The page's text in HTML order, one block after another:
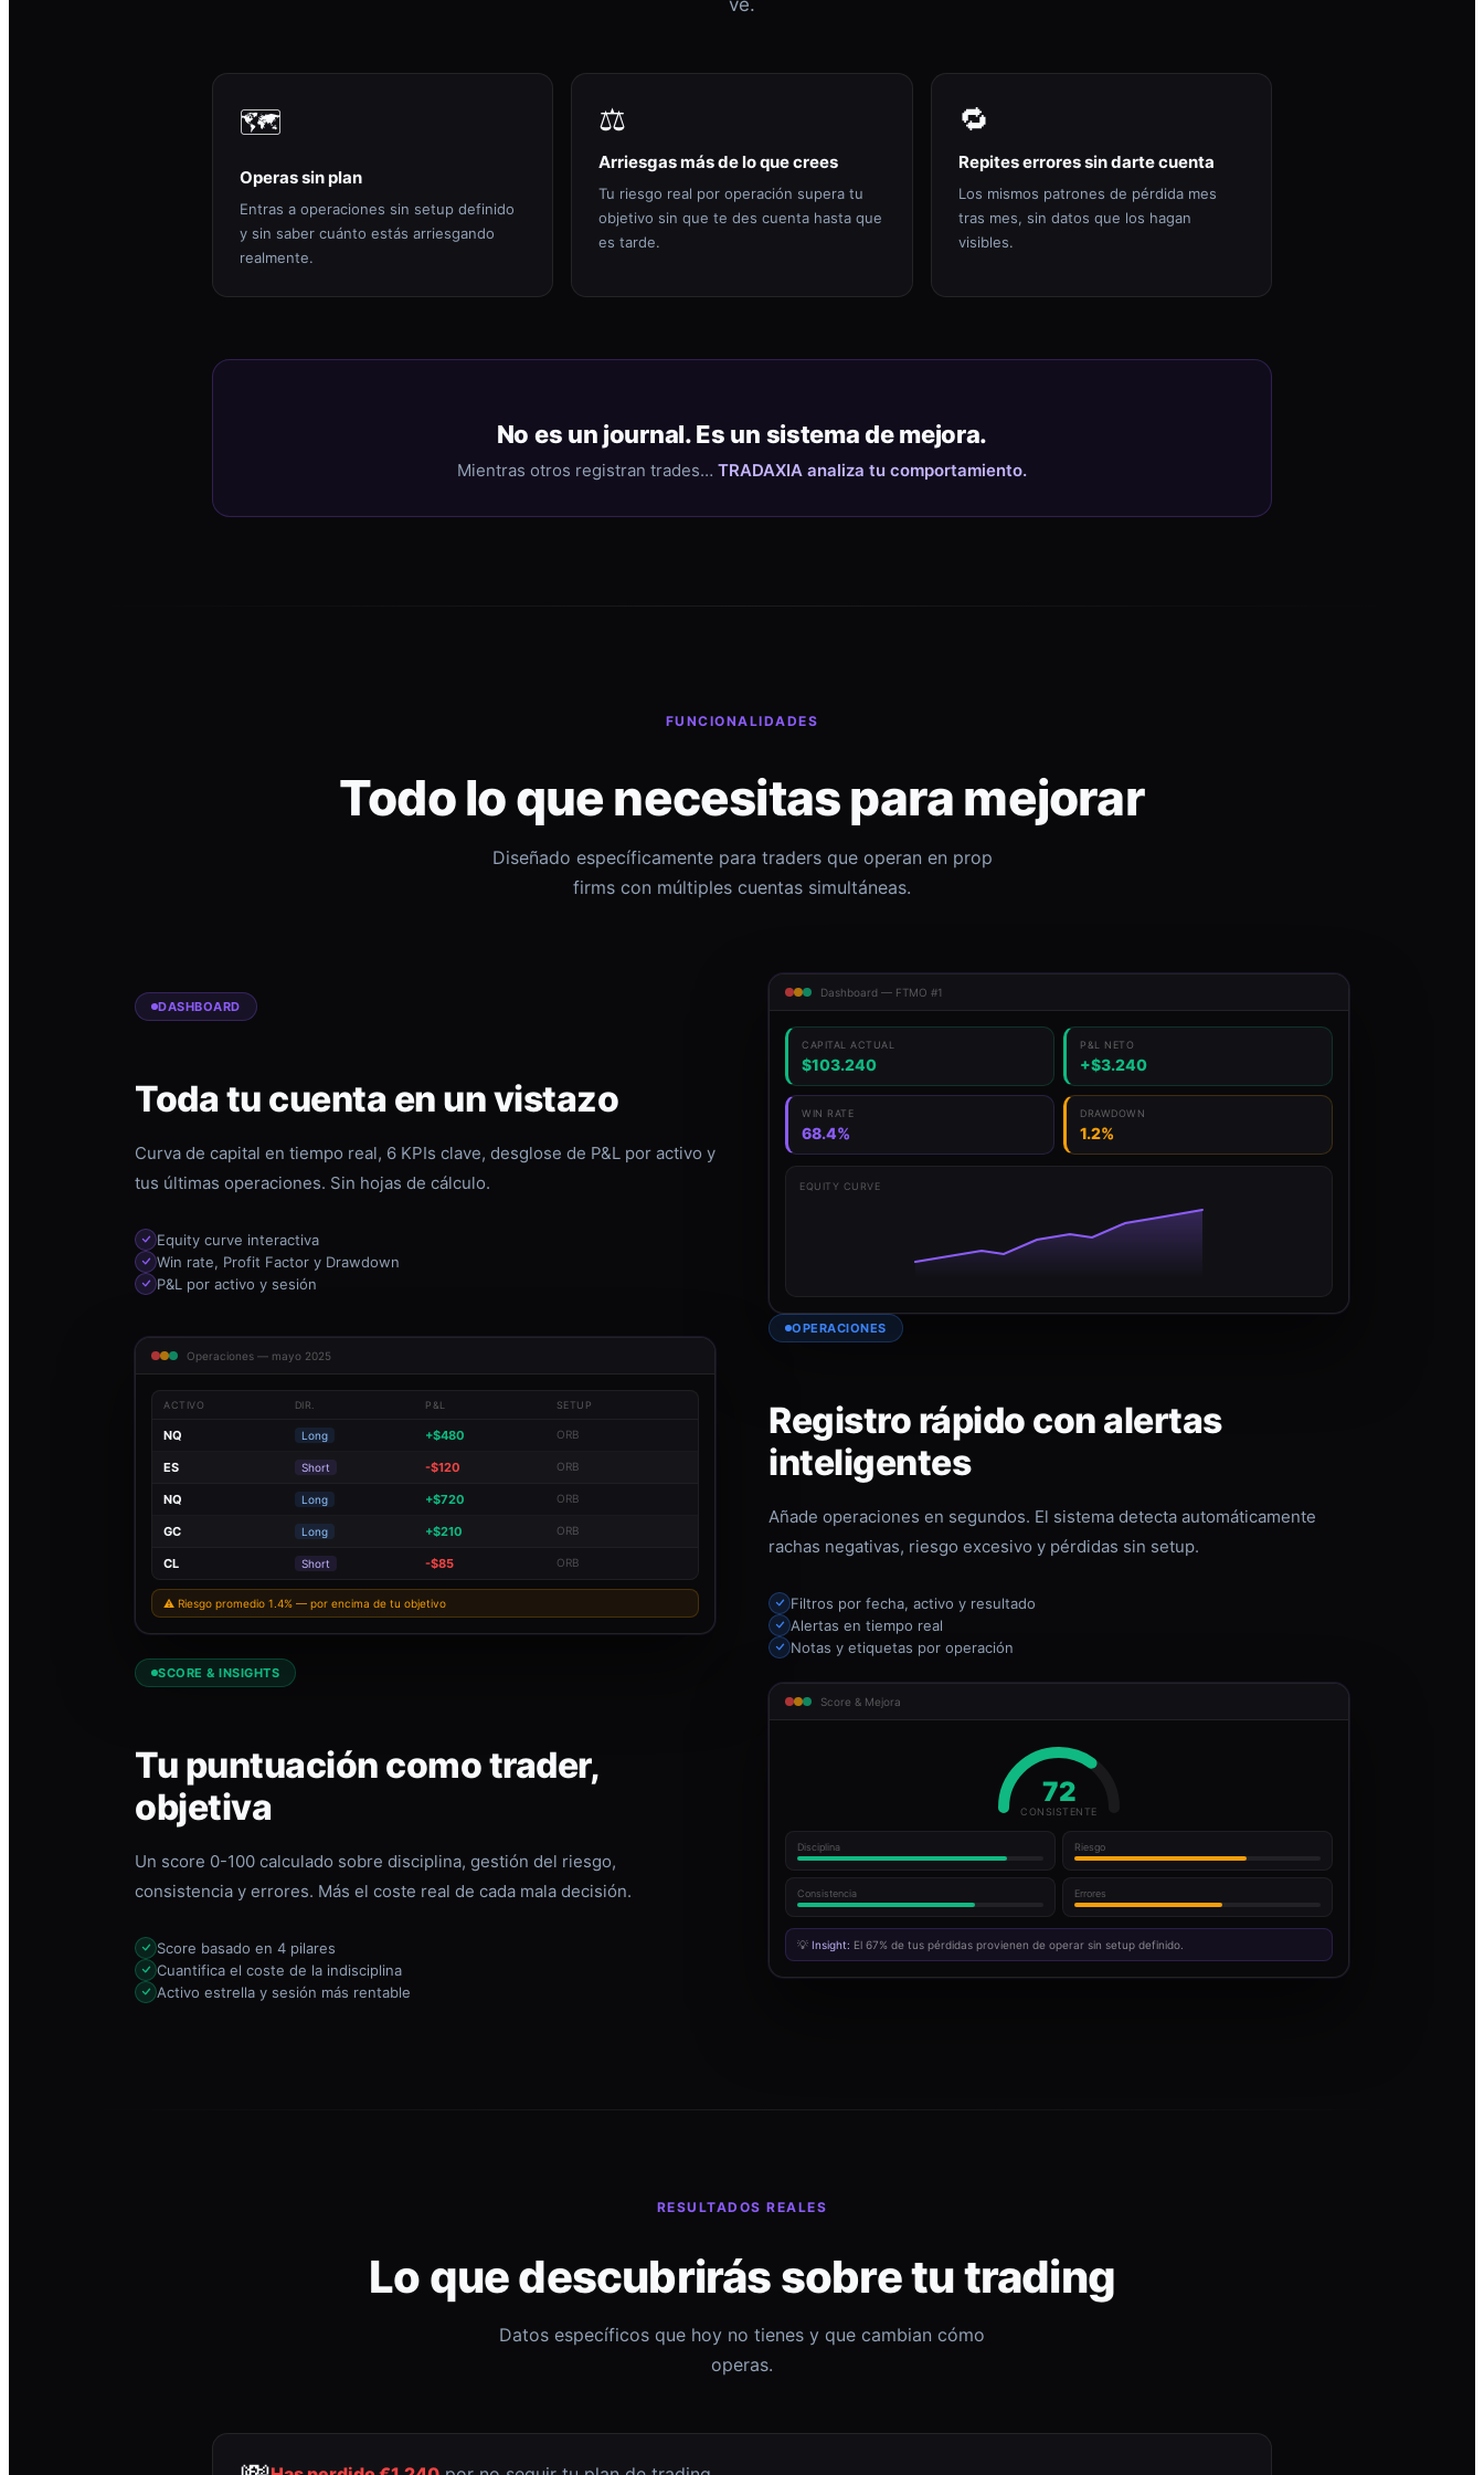
ve.
🗺️
Operas sin plan
Entras a operaciones sin setup definido
y sin saber cuánto estás arriesgando
realmente.
⚖️
Arriesgas más de lo que crees
Tu riesgo real por operación supera tu
objetivo sin que te des cuenta hasta que
es tarde.
🔁
Repites errores sin darte cuenta
Los mismos patrones de pérdida mes
tras mes, sin datos que los hagan
visibles.
No es un journal. Es un sistema de mejora.
Mientras otros registran trades… TRADAXIA analiza tu comportamiento.
FUNCIONALIDADES
Todo lo que necesitas para mejorar
Diseñado específicamente para traders que operan en prop
firms con múltiples cuentas simultáneas.
DASHBOARD
Toda tu cuenta en un vistazo
Curva de capital en tiempo real, 6 KPIs clave, desglose de P&L por activo y
tus últimas operaciones. Sin hojas de cálculo.
Equity curve interactiva
Win rate, Profit Factor y Drawdown
P&L por activo y sesión
Dashboard — FTMO #1
CAPITAL ACTUAL
$103.240
P&L NETO
+$3.240
WIN RATE
68.4%
DRAWDOWN
1.2%
EQUITY CURVE
Operaciones — mayo 2025
ACTIVO DIR. P&L SETUP
NQ Long +$480 ORB
ES Short -$120 ORB
NQ Long +$720 ORB
GC Long +$210 ORB
CL Short -$85 ORB
⚠ Riesgo promedio 1.4% — por encima de tu objetivo
OPERACIONES
Registro rápido con alertas
inteligentes
Añade operaciones en segundos. El sistema detecta automáticamente
rachas negativas, riesgo excesivo y pérdidas sin setup.
Filtros por fecha, activo y resultado
Alertas en tiempo real
Notas y etiquetas por operación
SCORE & INSIGHTS
Tu puntuación como trader,
objetiva
Un score 0-100 calculado sobre disciplina, gestión del riesgo,
consistencia y errores. Más el coste real de cada mala decisión.
Score basado en 4 pilares
Cuantifica el coste de la indisciplina
Activo estrella y sesión más rentable
Score & Mejora
72
CONSISTENTE
Disciplina Riesgo
Consistencia Errores
💡 Insight: El 67% de tus pérdidas provienen de operar sin setup definido.
RESULTADOS REALES
Lo que descubrirás sobre tu trading
Datos específicos que hoy no tienes y que cambian cómo
operas.